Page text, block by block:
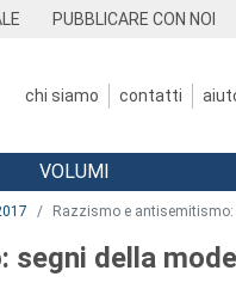
PUBBLICARE CON NOI
chi siamo contatti
VOLUMI
Razzismo e
segni della